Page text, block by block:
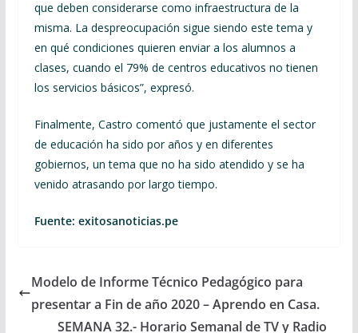
que deben considerarse como infraestructura de la
misma. La despreocupación sigue siendo este tema y
en qué condiciones quieren enviar a los alumnos a
clases, cuando el 79% de centros educativos no tienen
los servicios básicos”, expresó.
Finalmente, Castro comentó que justamente el sector
de educación ha sido por años y en diferentes
gobiernos, un tema que no ha sido atendido y se ha
venido atrasando por largo tiempo.
Fuente: exitosanoticias.pe
Modelo de Informe Técnico Pedagógico para
presentar a Fin de año 2020 – Aprendo en Casa.
SEMANA 32.- Horario Semanal de TV y Radio